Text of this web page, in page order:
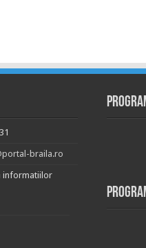
braila.ro
informatiilor